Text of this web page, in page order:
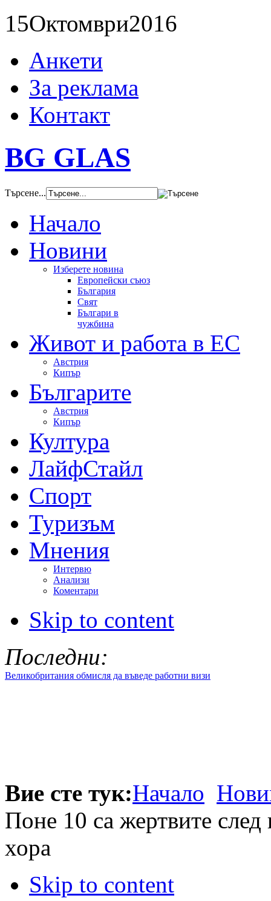
15Октомври2016
Анкети
За реклама
Контакт
BG GLAS
Търсене...
Начало
Новини
Изберете новина
Европейски съюз
България
Свят
Българи в
чужбина
Живот и работа в ЕС
Австрия
Кипър
Българите
Австрия
Кипър
Култура
ЛайфСтайл
Спорт
Туризъм
Мнения
Интервю
Анализи
Коментари
Skip to content
Последни:
Великобритания обмисля да въведе работни визи
Вие сте тук:Начало
Поне 10 са жертвите
хора
Skip to content